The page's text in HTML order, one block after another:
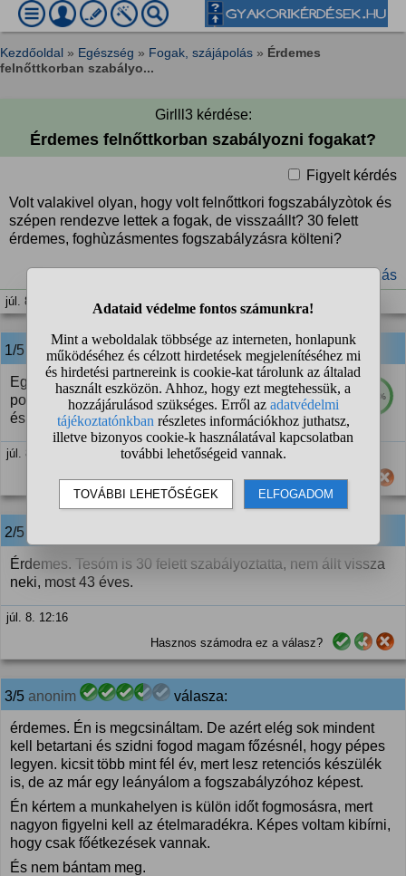
Kezdőoldal » Egészség » Fogak, szájápolás » Érdemes
felnőttkorban szabályo...
Girlll3 kérdése:
Érdemes felnőttkorban szabályozni fogakat?
Figyelt kérdés
Volt valakivel olyan, hogy volt felnőttkori fogszabályzòtok és
szépen rendezve lettek a fogak, de visszaállt? 30 felett
érdemes, foghùzásmentes fogszabályzásra költeni?
#fogszabályozás
júl. 8. 10:50
1/5 anonim válasza:
100%
Egy ismerösöm 40 évesen szabályoztatta a fogát - a
poziciója miatt szükséges lett - , azóta eltelt jópár év
és nem állt vissza
júl. 8. 11:16
Hasznos számodra ez a válasz?
2/5
Érdemes. Tesóm is 30 felett szabályoztatta, nem állt vissza
neki, most 43 éves.
júl. 8. 12:16
Hasznos számodra ez a válasz?
3/5 anonim válasza:
érdemes. Én is megcsináltam. De azért elég sok mindent
kell betartani és szidni fogod magam főzésnél, hogy pépes
legyen. kicsit több mint fél év, mert lesz retenciós készülék
is, de az már egy leányálom a fogszabályzóhoz képest.
Én kértem a munkahelyen is külön időt fogmosásra, mert
nagyon figyelni kell az ételmaradékra. Képes voltam kibírni,
hogy csak főétkezések vannak.
És nem bántam meg.